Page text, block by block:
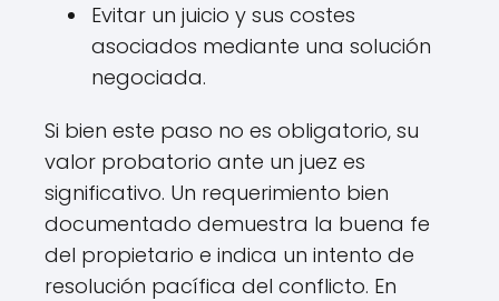
Evitar un juicio y sus costes
asociados mediante una solución
negociada.
Si bien este paso no es obligatorio, su
valor probatorio ante un juez es
significativo. Un requerimiento bien
documentado demuestra la buena fe
del propietario e indica un intento de
resolución pacífica del conflicto. En